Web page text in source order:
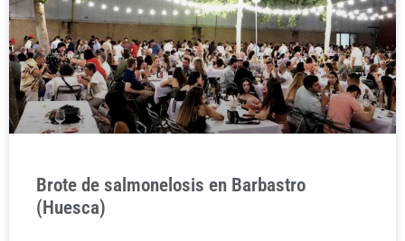
Brote de salmonelosis en Barbastro
(Huesca)